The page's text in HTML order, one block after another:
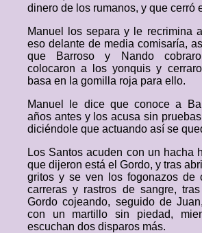
dinero de los rumanos, y que cerró
Manuel los separa y le recrimina
eso delante de media comisaría,
que Barroso y Nando
colocaron a los yonquis y
basa en la gomilla roja para ello.
Manuel le dice que conoce a
años antes y los acusa sin
diciéndole que actuando así se
Los Santos acuden con un hacha
que dijeron está el Gordo, y tras
gritos y se ven los fogonazos de
carreras y rastros de sangre,
Gordo cojeando, seguido de
con un martillo sin piedad,
escuchan dos disparos más.